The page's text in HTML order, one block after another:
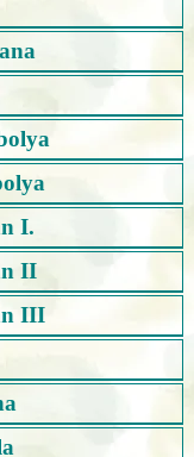
I.
II
III